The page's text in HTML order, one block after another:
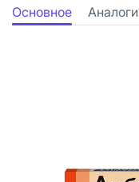
Основное Аналоги